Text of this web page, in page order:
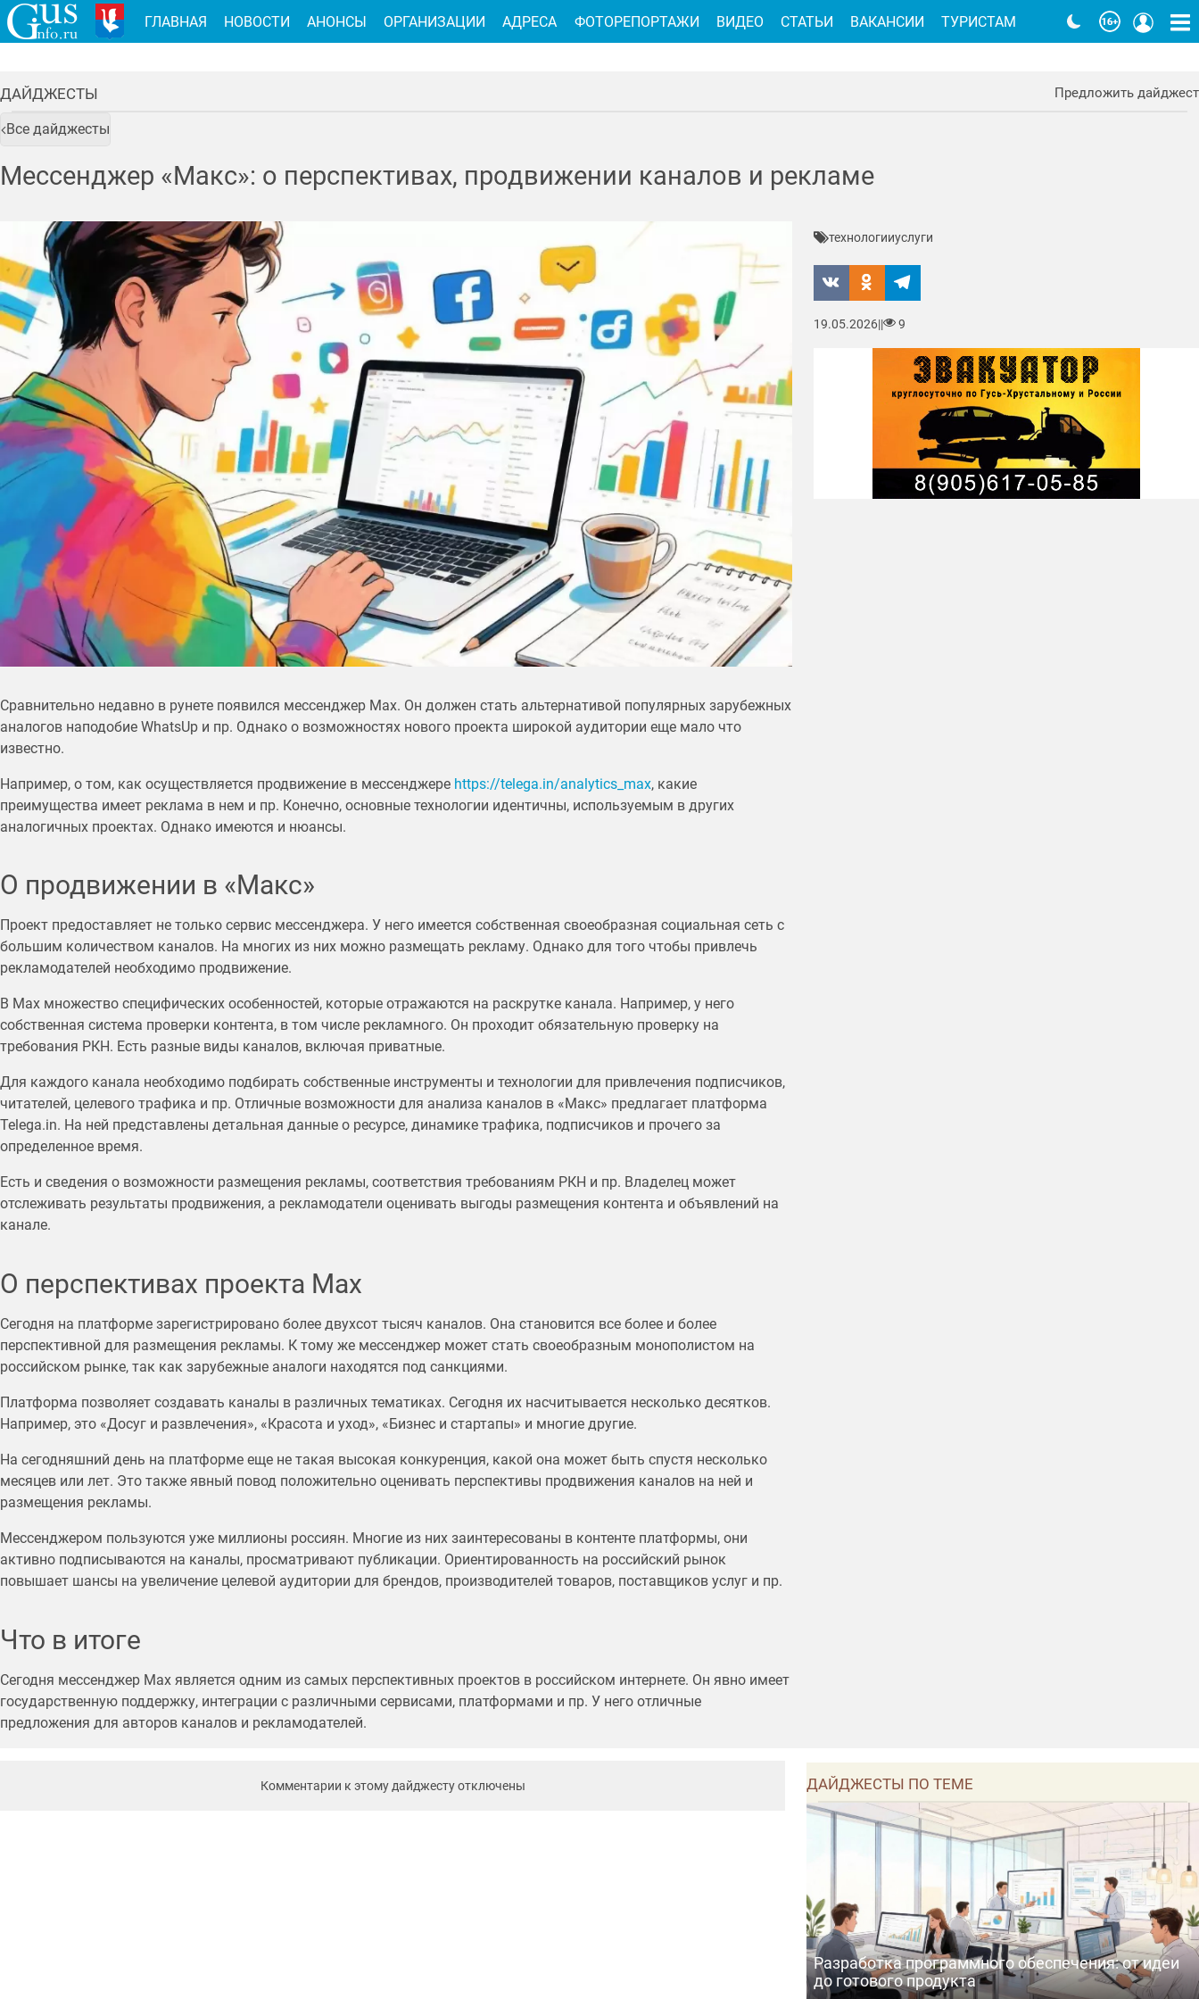
ДАЙДЖЕСТЫ Предложить дайджест
Все дайджесты
Мессенджер «Макс»: о перспективах, продвижении каналов и рекламе
Сравнительно недавно в рунете появился мессенджер Max. Он должен стать альтернативой популярных зарубежных
аналогов наподобие WhatsUp и пр. Однако о возможностях нового проекта широкой аудитории еще мало что
известно.
Например, о том, как осуществляется продвижение в мессенджере https://telega.in/analytics_max, какие
преимущества имеет реклама в нем и пр. Конечно, основные технологии идентичны, используемым в других
аналогичных проектах. Однако имеются и нюансы.
О продвижении в «Макс»
Проект предоставляет не только сервис мессенджера. У него имеется собственная своеобразная социальная сеть с
большим количеством каналов. На многих из них можно размещать рекламу. Однако для того чтобы привлечь
рекламодателей необходимо продвижение.
В Max множество специфических особенностей, которые отражаются на раскрутке канала. Например, у него
собственная система проверки контента, в том числе рекламного. Он проходит обязательную проверку на
требования РКН. Есть разные виды каналов, включая приватные.
Для каждого канала необходимо подбирать собственные инструменты и технологии для привлечения подписчиков,
читателей, целевого трафика и пр. Отличные возможности для анализа каналов в «Макс» предлагает платформа
Telega.in. На ней представлены детальная данные о ресурсе, динамике трафика, подписчиков и прочего за
определенное время.
Есть и сведения о возможности размещения рекламы, соответствия требованиям РКН и пр. Владелец может
отслеживать результаты продвижения, а рекламодатели оценивать выгоды размещения контента и объявлений на
канале.
О перспективах проекта Max
Сегодня на платформе зарегистрировано более двухсот тысяч каналов. Она становится все более и более
перспективной для размещения рекламы. К тому же мессенджер может стать своеобразным монополистом на
российском рынке, так как зарубежные аналоги находятся под санкциями.
Платформа позволяет создавать каналы в различных тематиках. Сегодня их насчитывается несколько десятков.
Например, это «Досуг и развлечения», «Красота и уход», «Бизнес и стартапы» и многие другие.
На сегодняшний день на платформе еще не такая высокая конкуренция, какой она может быть спустя несколько
месяцев или лет. Это также явный повод положительно оценивать перспективы продвижения каналов на ней и
размещения рекламы.
Мессенджером пользуются уже миллионы россиян. Многие из них заинтересованы в контенте платформы, они
активно подписываются на каналы, просматривают публикации. Ориентированность на российский рынок
повышает шансы на увеличение целевой аудитории для брендов, производителей товаров, поставщиков услуг и пр.
Что в итоге
Сегодня мессенджер Max является одним из самых перспективных проектов в российском интернете. Он явно имеет
государственную поддержку, интеграции с различными сервисами, платформами и пр. У него отличные
предложения для авторов каналов и рекламодателей.
технологииуслуги
19.05.2026|| 9
Комментарии к этому дайджесту отключены ДАЙДЖЕСТЫ ПО ТЕМЕ
Разработка программного обеспечения: от идеи
до готового продукта
ГЛАВНАЯ НОВОСТИ АНОНСЫ ОРГАНИЗАЦИИ АДРЕСА ФОТОРЕПОРТАЖИ ВИДЕО СТАТЬИ ВАКАНСИИ ТУРИСТАМ